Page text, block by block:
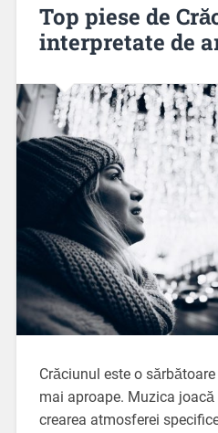
Top piese de
interpretate de
Crăciunul este o
mai aproape. Muzica
crearea atmosferei